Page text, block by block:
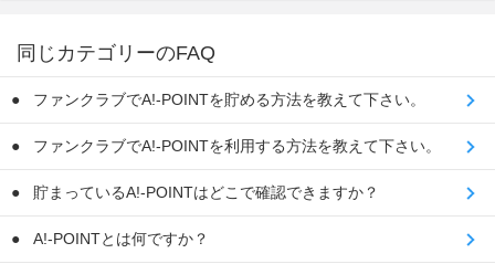
同じカテゴリーのFAQ
ファンクラブでA!-POINTを貯める方法を教えて下さい。
ファンクラブでA!-POINTを利用する方法を教えて下さい。
貯まっているA!-POINTはどこで確認できますか？
A!-POINTとは何ですか？